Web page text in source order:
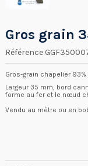
Gros grain
Référence
Gros-grain chapelier
Largeur 35 mm, bord
forme au fer et le nœud
Vendu au mètre ou en